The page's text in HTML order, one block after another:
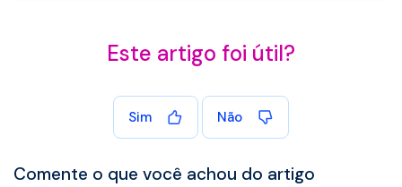
Este artigo foi útil?
Sim Não
Comente o que você achou do artigo